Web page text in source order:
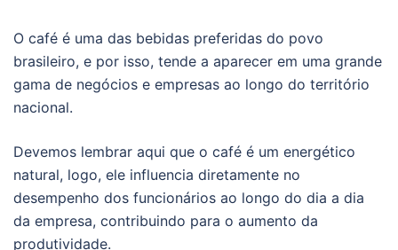
O café é uma das bebidas preferidas do povo
brasileiro, e por isso, tende a aparecer em uma grande
gama de negócios e empresas ao longo do território
nacional.
Devemos lembrar aqui que o café é um energético
natural, logo, ele influencia diretamente no
desempenho dos funcionários ao longo do dia a dia
da empresa, contribuindo para o aumento da
produtividade.